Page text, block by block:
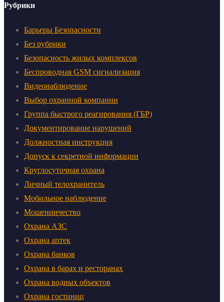
Рубрики
Барьеры Безопасности
Без рубрики
Безопасность жилых комплексов
Беспроводная GSM сигнализация
Видеонаблюдение
Выбор охранной компании
Группа быстрого реагирования (ГБР)
Документирование нарушений
Должностная инструкция
Допуск к секретной информации
Круглосуточная охрана
Личный телохранитель
Мобильное наблюдение
Мошенничество
Охрана АЗС
Охрана аптек
Охрана банков
Охрана в барах и ресторанах
Охрана водных объектов
Охрана гостиниц